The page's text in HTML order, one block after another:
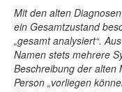
Mit den alten
ein Gesamtzustand
„gesamt analysiert“.
Namen stets mehrere
Beschreibung der alten
Person „vorliegen